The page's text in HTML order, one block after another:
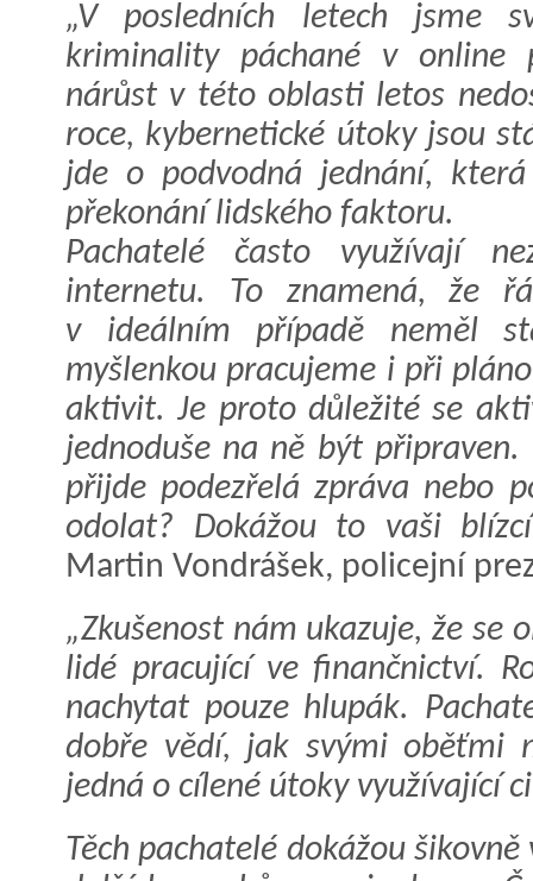
„V posledních letech jsme
kriminality páchané v online
nárůst v této oblasti letos
roce, kybernetické útoky jsou
jde o podvodná jednání,
překonání lidského faktoru.
Pachatelé často využívají
internetu. To znamená, že
v ideálním případě neměl
myšlenkou pracujeme i při
aktivit. Je proto důležité se
jednoduše na ně být
přijde podezřelá zpráva nebo
odolat? Dokážou to vaši
Martin Vondrášek, policejní
„Zkušenost nám ukazuje, že se
lidé pracující ve finančnictví.
nachytat pouze hlupák.
dobře vědí, jak svými oběťmi
jedná o cílené útoky využívající
Těch pachatelé dokážou